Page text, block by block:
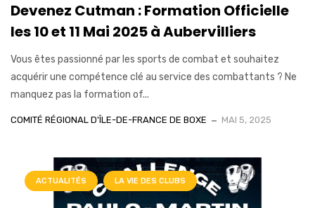
Devenez Cutman : Formation Officielle
les 10 et 11 Mai 2025 à Aubervilliers
Vous êtes passionné par les sports de combat et souhaitez
acquérir une compétence clé au service des combattants ? Ne
manquez pas la formation of...
COMITÉ RÉGIONAL D'ÎLE-DE-FRANCE DE BOXE MAI 5, 2025
ACTUALITÉS LA VIE DES CLUBS